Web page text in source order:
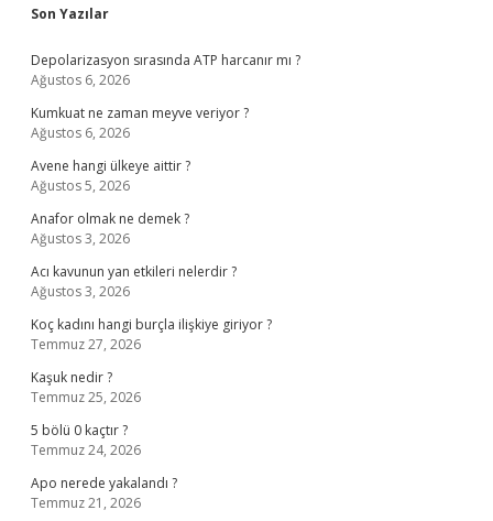
Sidebar
Son Yazılar
Depolarizasyon sırasında ATP harcanır mı ?
Ağustos 6, 2026
Kumkuat ne zaman meyve veriyor ?
Ağustos 6, 2026
Avene hangi ülkeye aittir ?
Ağustos 5, 2026
Anafor olmak ne demek ?
Ağustos 3, 2026
Acı kavunun yan etkileri nelerdir ?
Ağustos 3, 2026
Koç kadını hangi burçla ilişkiye giriyor ?
Temmuz 27, 2026
Kaşuk nedir ?
Temmuz 25, 2026
5 bölü 0 kaçtır ?
Temmuz 24, 2026
Apo nerede yakalandı ?
Temmuz 21, 2026